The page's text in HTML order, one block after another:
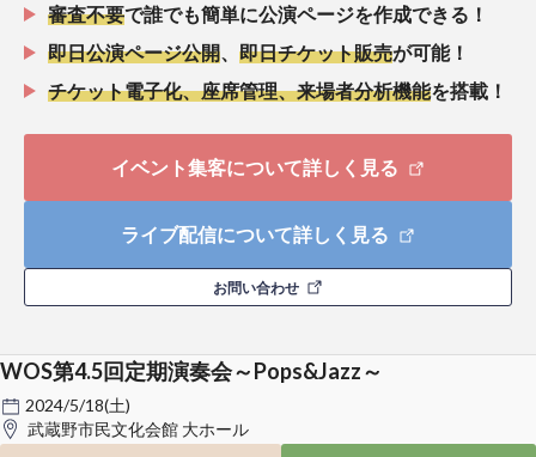
審査不要で誰でも簡単に公演ページを作成できる！
即日公演ページ公開
即日チケット販売が可能！
チケット電子化、座席管理、来場者分析機能を搭載！
イベント集客について詳しく見る
ライブ配信について詳しく見る
お問い合わせ
WOS第4.5回定期演奏会～Pops&Jazz～
2024/5/18(土)
武蔵野市民文化会館 大ホール